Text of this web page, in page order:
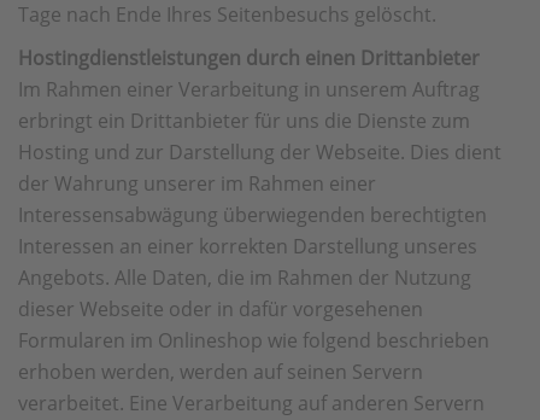
Tage nach Ende Ihres Seitenbesuchs gelöscht.
Hostingdienstleistungen durch einen Drittanbieter
Im Rahmen einer Verarbeitung in unserem Auftrag
erbringt ein Drittanbieter für uns die Dienste zum
Hosting und zur Darstellung der Webseite. Dies dient
der Wahrung unserer im Rahmen einer
Interessensabwägung überwiegenden berechtigten
Interessen an einer korrekten Darstellung unseres
Angebots. Alle Daten, die im Rahmen der Nutzung
dieser Webseite oder in dafür vorgesehenen
Formularen im Onlineshop wie folgend beschrieben
erhoben werden, werden auf seinen Servern
verarbeitet. Eine Verarbeitung auf anderen Servern